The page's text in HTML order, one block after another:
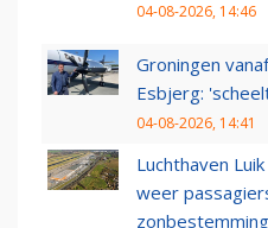
04-08-2026, 14:46
Groningen
Esbjerg:
04-08-2026, 14:41
Luchthaven
weer